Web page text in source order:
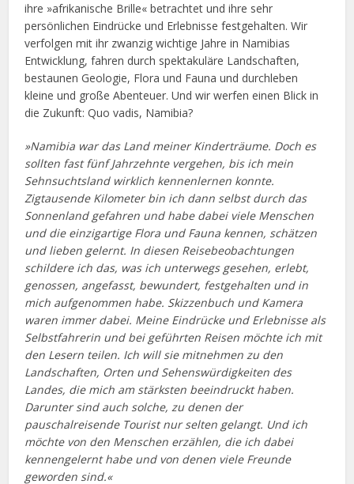
ihre »afrikanische Brille« betrachtet und ihre sehr
persönlichen Eindrücke und Erlebnisse festgehalten. Wir
verfolgen mit ihr zwanzig wichtige Jahre in Namibias
Entwicklung, fahren durch spektakuläre Landschaften,
bestaunen Geologie, Flora und Fauna und durchleben
kleine und große Abenteuer. Und wir werfen einen Blick in
die Zukunft: Quo vadis, Namibia?
»Namibia war das Land meiner Kinderträume. Doch es
sollten fast fünf Jahrzehnte vergehen, bis ich mein
Sehnsuchtsland wirklich kennenlernen konnte.
Zigtausende Kilometer bin ich dann selbst durch das
Sonnenland gefahren und habe dabei viele Menschen
und die einzigartige Flora und Fauna kennen, schätzen
und lieben gelernt. In diesen Reisebeobachtungen
schildere ich das, was ich unterwegs gesehen, erlebt,
genossen, angefasst, bewundert, festgehalten und in
mich aufgenommen habe. Skizzenbuch und Kamera
waren immer dabei. Meine Eindrücke und Erlebnisse als
Selbstfahrerin und bei geführten Reisen möchte ich mit
den Lesern teilen. Ich will sie mitnehmen zu den
Landschaften, Orten und Sehenswürdigkeiten des
Landes, die mich am stärksten beeindruckt haben.
Darunter sind auch solche, zu denen der
pauschalreisende Tourist nur selten gelangt. Und ich
möchte von den Menschen erzählen, die ich dabei
kennengelernt habe und von denen viele Freunde
geworden sind.«